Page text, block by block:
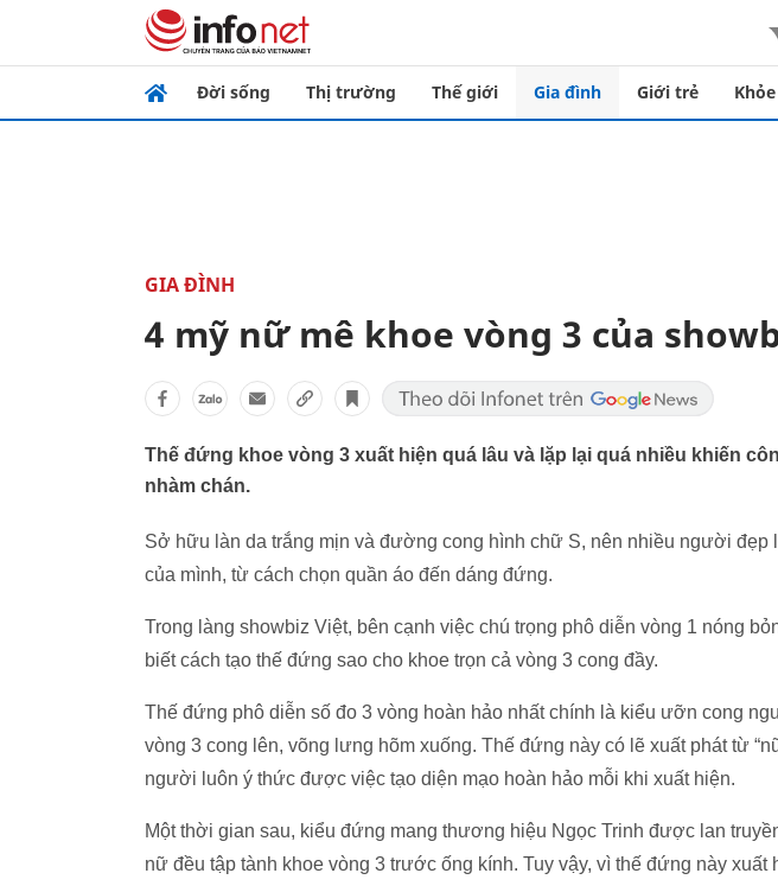
Đời sống Thị trường Thế giới Gia đình Giới trẻ
GIA ĐÌNH
4 mỹ nữ mê khoe vòng 3 của
Thế đứng khoe vòng 3 xuất hiện quá lâu và lặp lại quá nhiều khiến
nhàm chán.
Sở hữu làn da trắng mịn và đường cong hình chữ S, nên nhiều người đẹp
của mình, từ cách chọn quần áo đến dáng đứng.
Trong làng showbiz Việt, bên cạnh việc chú trọng phô diễn vòng 1 nóng
biết cách tạo thế đứng sao cho khoe trọn cả vòng 3 cong đầy.
Thế đứng phô diễn số đo 3 vòng hoàn hảo nhất chính là kiểu ưỡn cong
vòng 3 cong lên, võng lưng hõm xuống. Thế đứng này có lẽ xuất phát từ
người luôn ý thức được việc tạo diện mạo hoàn hảo mỗi khi xuất hiện.
Một thời gian sau, kiểu đứng mang thương hiệu Ngọc Trinh được lan
nữ đều tập tành khoe vòng 3 trước ống kính. Tuy vậy, vì thế đứng này xuất